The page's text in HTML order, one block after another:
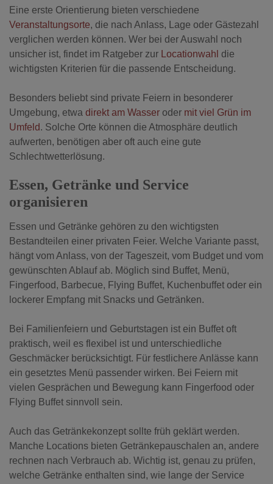
Eine erste Orientierung bieten verschiedene
Veranstaltungsorte, die nach Anlass, Lage oder Gästezahl
verglichen werden können. Wer bei der Auswahl noch
unsicher ist, findet im Ratgeber zur
Locationwahl die
wichtigsten Kriterien für die passende Entscheidung.
Besonders beliebt sind private Feiern in besonderer
Umgebung, etwa direkt am Wasser oder mit viel Grün im
Umfeld. Solche Orte können die Atmosphäre deutlich
aufwerten, benötigen aber oft auch eine gute
Schlechtwetterlösung.
Essen, Getränke und Service
organisieren
Essen und Getränke gehören zu den wichtigsten
Bestandteilen einer privaten Feier. Welche Variante passt,
hängt vom Anlass, von der Tageszeit, vom Budget und vom
gewünschten Ablauf ab. Möglich sind Buffet, Menü,
Fingerfood, Barbecue, Flying Buffet, Kuchenbuffet oder ein
lockerer Empfang mit Snacks und Getränken.
Bei Familienfeiern und Geburtstagen ist ein Buffet oft
praktisch, weil es flexibel ist und unterschiedliche
Geschmäcker berücksichtigt. Für festlichere Anlässe kann
ein gesetztes Menü passender wirken. Bei Feiern mit
vielen Gesprächen und Bewegung kann Fingerfood oder
Flying Buffet sinnvoll sein.
Auch das Getränkekonzept sollte früh geklärt werden.
Manche Locations bieten Getränkepauschalen an, andere
rechnen nach Verbrauch ab. Wichtig ist, genau zu prüfen,
welche Getränke enthalten sind, wie lange der Service